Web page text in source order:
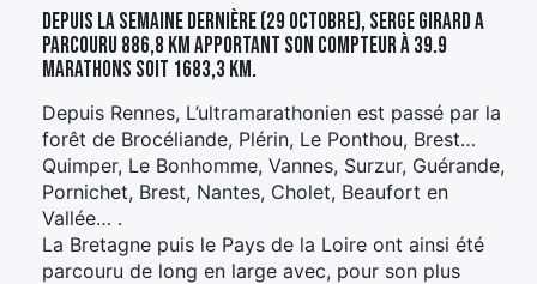
Depuis la semaine dernière (29 octobre), Serge Girard a
parcouru 886,8 km apportant son compteur à 39.9
marathons soit 1683,3 km.
Depuis Rennes, L’ultramarathonien est passé par la
forêt de Brocéliande, Plérin, Le Ponthou, Brest…
Quimper, Le Bonhomme, Vannes, Surzur, Guérande,
Pornichet, Brest, Nantes, Cholet, Beaufort en
Vallée… .
La Bretagne puis le Pays de la Loire ont ainsi été
parcouru de long en large avec, pour son plus